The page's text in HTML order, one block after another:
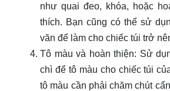
như quai đeo, khóa, hoặc
thích. Bạn cũng có thể sử
văn để làm cho chiếc túi trở
Tô màu và hoàn thiện: Sử
chì để tô màu cho chiếc túi
tô màu cần phải chăm chút